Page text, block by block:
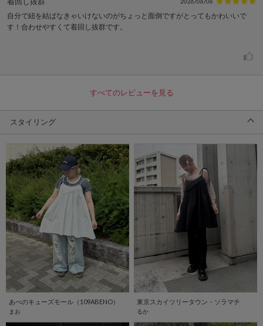
自分で紐を結ばなきゃいけないのがちょっと面倒ですがとってもかわいいで
す！合わせやすくて着回し抜群です。
すべてのレビューを見る
スタイリング
あべのキューズモール（109ABENO）
まお
東京スカイツリータウン・ソラマチ
るか